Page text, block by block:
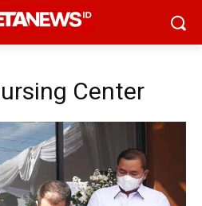
Center